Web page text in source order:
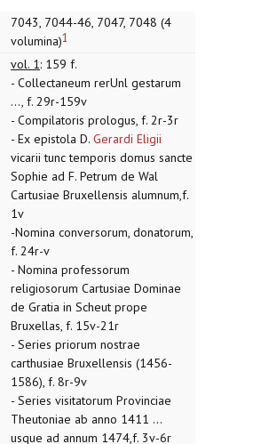
7043, 7044-46, 7047, 7048 (4
volumina)1
vol. 1: 159 f.
- Collectaneum rerUnl gestarum
..., f. 29r-159v
- Compilatoris prologus, f. 2r-3r
- Ex epistola D. Gerardi Eligii
vicarii tunc temporis domus sancte
Sophie ad F. Petrum de Wal
Cartusiae Bruxellensis alumnum,f.
1v
-Nomina conversorum, donatorum,
f. 24r-v
- Nomina professorum
religiosorum Cartusiae Dominae
de Gratia in Scheut prope
Bruxellas, f. 15v-21r
- Series priorum nostrae
carthusiae Bruxellensis (1456-
1586), f. 8r-9v
- Series visitatorum Provinciae
Theutoniae ab anno 1411 ...
usque ad annum 1474,f. 3v-6r